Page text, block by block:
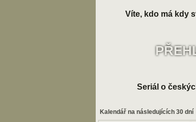
Víte, kdo má kdy
Seriál o
Kalendář na následujících 30 dní